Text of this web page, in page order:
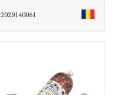
2020140061